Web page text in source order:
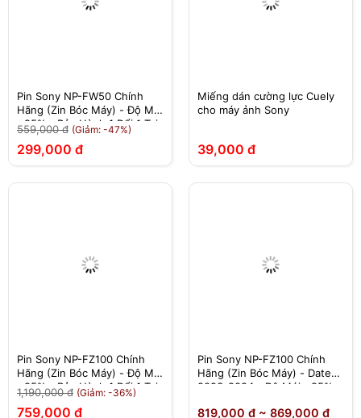
Pin Sony NP-FW50 Chính
Hãng (Zin Bóc Máy) - Độ Mới
>95% - Bảo Hành 1 Đổi 1 Tại
Nhà
559,000 đ (Giảm: -47%)
299,000 đ
Miếng dán cường lực Cuely
cho máy ảnh Sony
39,000 đ
Pin Sony NP-FZ100 Chính
Hãng (Zin Bóc Máy) - Độ Mới
>95% - Bảo Hành 1 Đổi 1 Tại
Nhà
1,190,000 đ (Giảm: -36%)
759,000 đ
Pin Sony NP-FZ100 Chính
Hãng (Zin Bóc Máy) - Date
2023-2024 - Độ Mới >95% -
819,000 đ ~ 869,000 đ